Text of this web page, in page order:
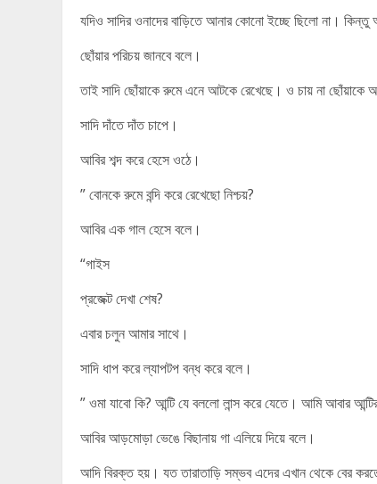
যদিও সাদির ওনাদের বাড়িতে আনার কোনো ইচ্ছে ছিলো না।
ছোঁয়ার পরিচয় জানবে বলে।
তাই সাদি ছোঁয়াকে রুমে এনে আটকে রেখেছে। ও চায় না ছোঁয়াকে
সাদি দাঁতে দাঁত চাপে।
আবির শব্দ করে হেসে ওঠে।
” বোনকে রুমে বন্দি করে রেখেছো নিশ্চয়?
আবির এক গাল হেসে বলে।
“গাইস
প্রজেক্ট দেখা শেষ?
এবার চলুন আমার সাথে।
সাদি ধাপ করে ল্যাপটপ বন্ধ করে বলে।
” ওমা যাবো কি? আন্টি যে বললো লান্স করে যেতে। আমি আবার
আবির আড়মোড়া ভেঙে বিছানায় গা এলিয়ে দিয়ে বলে।
আদি বিরক্ত হয়। যত তারাতাড়ি সম্ভব এদের এখান থেকে বের